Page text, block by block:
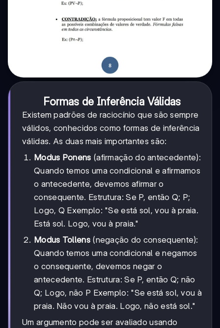
Formas de Inferência Válidas
Existem padrões de raciocínio que são sempre
válidos, conhecidos como formas de inferência
válidas. As duas mais importantes são:
Modus Ponens (afirmação do antecedente):
Quando temos uma condicional e afirmamos
o antecedente, devemos afirmar o
consequente. Estrutura: Se P, então Q; P;
Logo, Q Exemplo: "Se está sol, vou à praia.
Está sol. Logo, vou à praia."
Modus Tollens(negação do consequente):
Quando temos uma condicional e negamos
o consequente, devemos negar o
antecedente. Estrutura: Se P, então Q; não
Q; Logo, não P Exemplo: "Se está sol, vou à
praia. Não vou à praia. Logo, não está sol."
Um argumento pode ser avaliado usando